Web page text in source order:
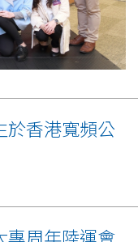
於香港寬頻公
專周年陸運會